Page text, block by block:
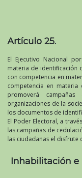
Artículo 25.
El Ejecutivo Nacional
materia de identificación
con competencia en
competencia en
promoverá
organizaciones de la
los documentos de
El Poder Electoral, a
las campañas de
las ciudadanas el disfrute
Inhabilitación